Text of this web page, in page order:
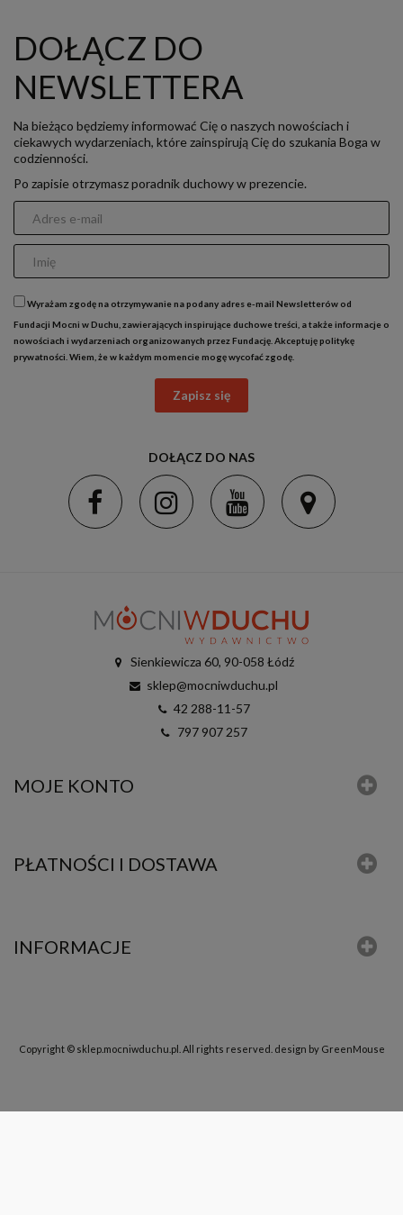
DOŁĄCZ DO
NEWSLETTERA
Na bieżąco będziemy informować Cię o naszych nowościach i
ciekawych wydarzeniach, które zainspirują Cię do szukania Boga w
codzienności.
Po zapisie otrzymasz poradnik duchowy w prezencie.
Wyrażam zgodę na otrzymywanie na podany adres e-mail Newsletterów od
Fundacji Mocni w Duchu, zawierających inspirujące duchowe treści, a także informacje o
nowościach i wydarzeniach organizowanych przez Fundację. Akceptujępolitykę
prywatności . Wiem, że w każdym momencie mogę wycofać zgodę.
Zapisz się
DOŁĄCZ DO NAS
Sienkiewicza 60, 90-058 Łódź
sklep@mocniwduchu.pl
42 288-11-57
797 907 257
MOJE KONTO
PŁATNOŚCI I DOSTAWA
INFORMACJE
Copyright © sklep.mocniwduchu.pl. All rights reserved. design by GreenMouse